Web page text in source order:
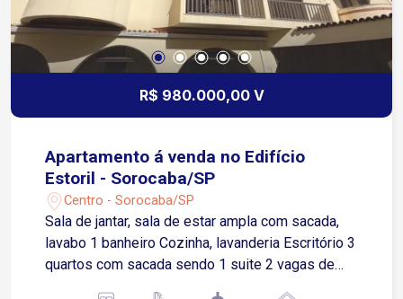
R$ 980.000,00 V
Apartamento á venda no Edifício
Estoril - Sorocaba/SP
Centro - Sorocaba/SP
Sala de jantar, sala de estar ampla com sacada,
lavabo 1 banheiro Cozinha, lavanderia Escritório 3
quartos com sacada sendo 1 suite 2 vagas de